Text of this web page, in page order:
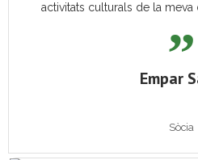
activitats culturals de la meva
Empar
Sòcia